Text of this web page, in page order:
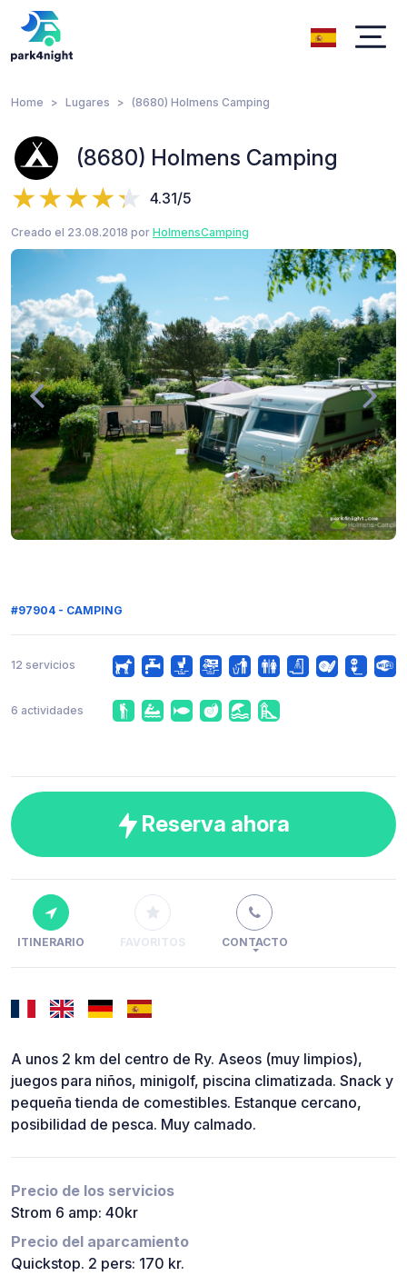
Home Lugares (8680) Holmens Camping
(8680) Holmens Camping
4.31/5
Creado el 23.08.2018 por HolmensCamping
#97904 - CAMPING
12 servicios
6 actividades
Reserva ahora
ITINERARIO FAVORITOS CONTACTO
A unos 2 km del centro de Ry. Aseos (muy limpios),
juegos para niños, minigolf, piscina climatizada. Snack y
pequeña tienda de comestibles. Estanque cercano,
posibilidad de pesca. Muy calmado.
Precio de los servicios
Strom 6 amp: 40kr
Precio del aparcamiento
Quickstop. 2 pers: 170 kr.